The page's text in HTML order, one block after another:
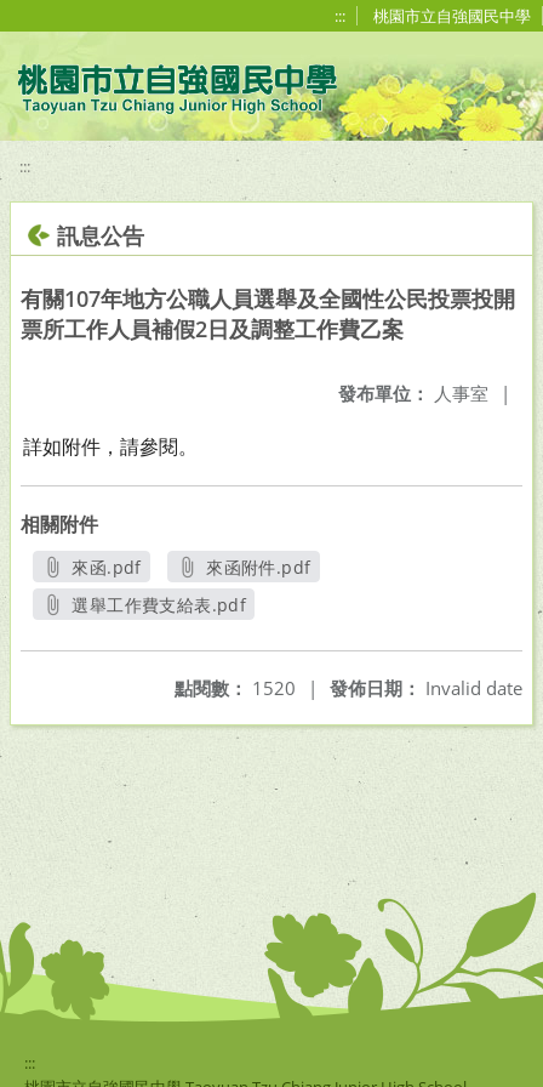
::: 桃園市立自強國民中學
:::
訊息公告
有關107年地方公職人員選舉及全國性公民投票投開
票所工作人員補假2日及調整工作費乙案
發布單位： 人事室 |
詳如附件，請參閱。
相關附件
來函.pdf
另開新視窗
來函附件.pdf
另開新視窗
選舉工作費支給表.pdf
發佈日期： Invalid date
點閱數： 1520 |
:::